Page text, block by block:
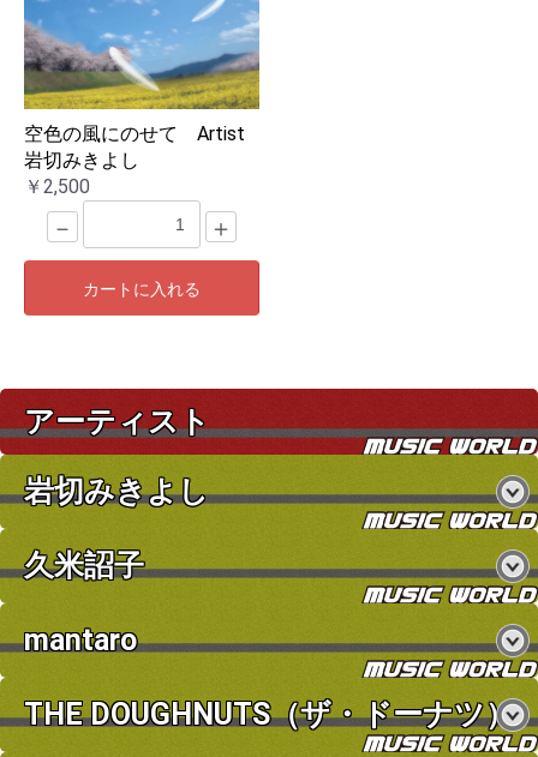
アーティスト
岩切みきよし
久米詔子
mantaro
THE DOUGHNUTS（ザ・ドーナツ）
空色の風にのせて Artist
岩切みきよし
￥2,500
－ ＋
カートに入れる
お買い物を続ける